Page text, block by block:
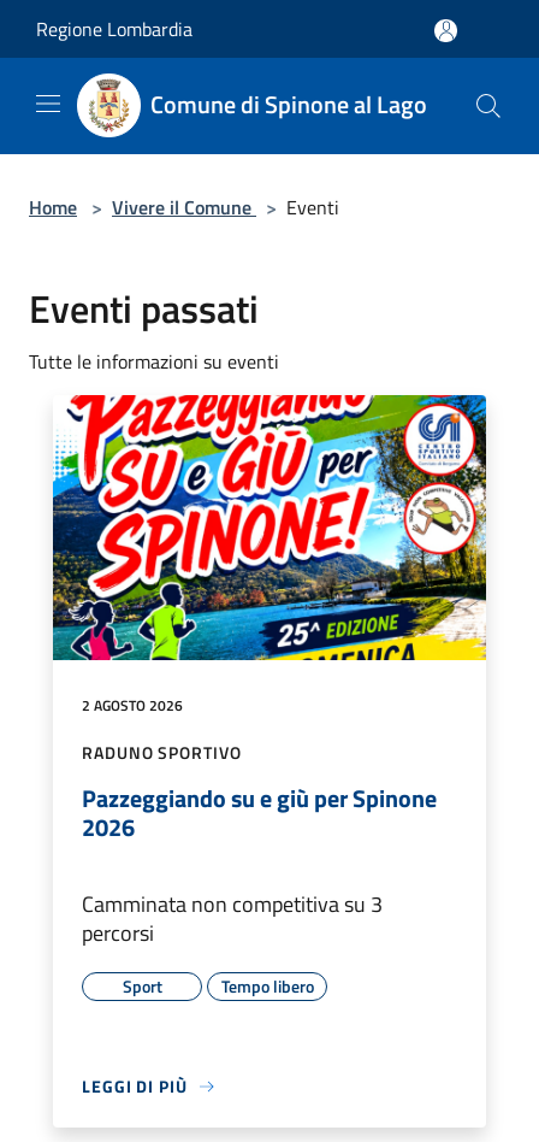
Regione Lombardia
Comune di Spinone al Lago
Home > Vivere il Comune > Eventi
Eventi passati
Tutte le informazioni su eventi
2 AGOSTO 2026
RADUNO SPORTIVO
Pazzeggiando su e giù per Spinone
2026
Camminata non competitiva su 3
percorsi
Sport Tempo libero
LEGGI DI PIÙ